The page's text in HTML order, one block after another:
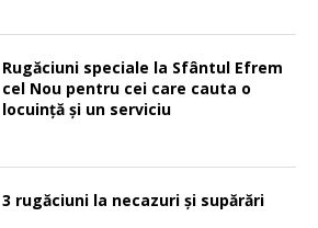
Rugăciuni speciale la Sfântul Efrem
cel Nou pentru cei care cauta o
locuinţă şi un serviciu
3 rugăciuni la necazuri și supărări